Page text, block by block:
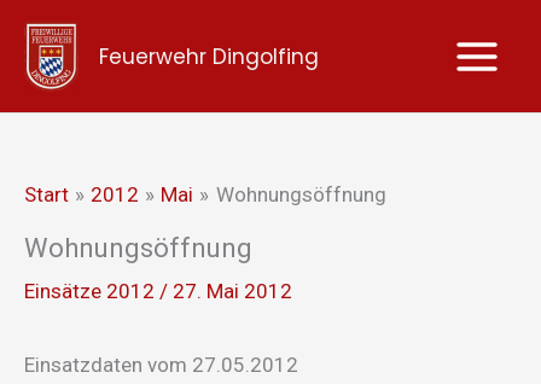
Zum
Inhalt
springen
Feuerwehr Dingolfing
Start 2012 Mai Wohnungsöffnung
Wohnungsöffnung
Einsätze 2012 / 27. Mai 2012
Einsatzdaten vom 27.05.2012